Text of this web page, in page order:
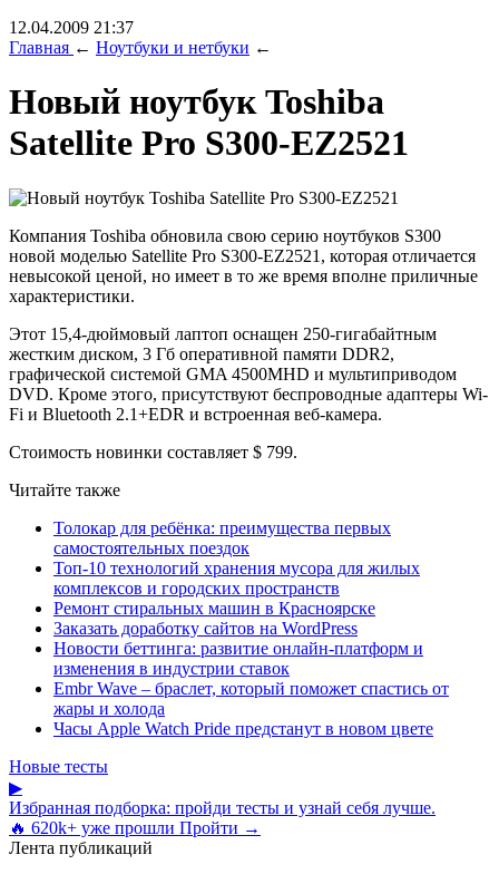
12.04.2009 21:37
Главная ← Ноутбуки и нетбуки ←
Новый ноутбук Toshiba
Satellite Pro S300-EZ2521
Компания Toshiba обновила свою серию ноутбуков S300
новой моделью Satellite Pro S300-EZ2521, которая отличается
невысокой ценой, но имеет в то же время вполне приличные
характеристики.
Этот 15,4-дюймовый лаптоп оснащен 250-гигабайтным
жестким диском, 3 Гб оперативной памяти DDR2,
графической системой GMA 4500MHD и мультиприводом
DVD. Кроме этого, присутствуют беспроводные адаптеры Wi-
Fi и Bluetooth 2.1+EDR и встроенная веб-камера.
Стоимость новинки составляет $ 799.
Читайте также
Толокар для ребёнка: преимущества первых
самостоятельных поездок
Топ-10 технологий хранения мусора для жилых
комплексов и городских пространств
Ремонт стиральных машин в Красноярске
Заказать доработку сайтов на WordPress
Новости беттинга: развитие онлайн-платформ и
изменения в индустрии ставок
Embr Wave – браслет, который поможет спастись от
жары и холода
Часы Apple Watch Pride предстанут в новом цвете
Новые тесты
▶
Избранная подборка: пройди тесты и узнай себя лучше.
🔥 620k+ уже прошли Пройти →
Лента публикаций